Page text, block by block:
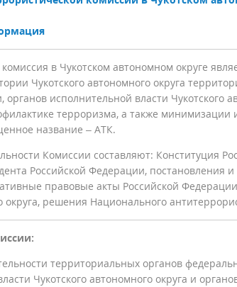
в Чукотском автономном округе
Чукотского автономного округа
органов исполнительной власти Чукотского
терроризма, а также минимизации
название – АТК.
Комиссии составляют: Конституция
Российской Федерации, постановления
правовые акты Российской
округа, решения Национального
территориальных органов
Чукотского автономного округа и